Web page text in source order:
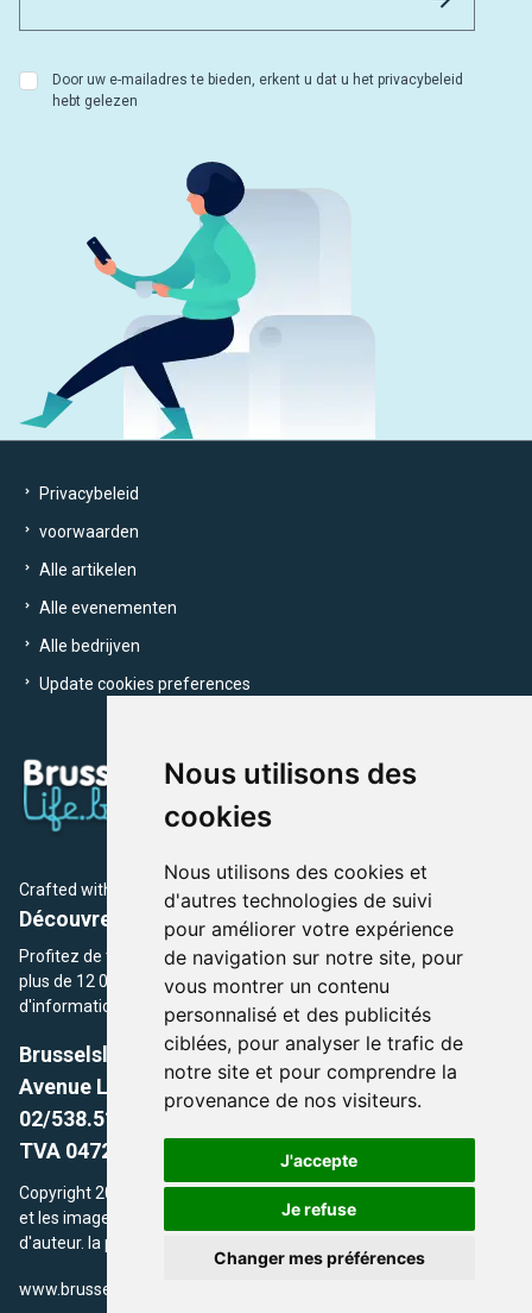
Nous utilisons des
cookies
Nous utilisons des cookies et
d'autres technologies de suivi
pour améliorer votre expérience
de navigation sur notre site, pour
vous montrer un contenu
personnalisé et des publicités
ciblées, pour analyser le trafic de
notre site et pour comprendre la
provenance de nos visiteurs.
J'accepte
Je refuse
Changer mes préférences
Door uw e-mailadres te bieden, erkent u dat u het privacybeleid
hebt gelezen
Privacybeleid
voorwaarden
Alle artikelen
Alle evenementen
Alle bedrijven
Update cookies preferences
Crafted with by Brusselslife Team
Découvrez plus de 12 000 adresses et événements
Profitez de toutes les sections de BrusselsLife.be et découvrez
plus de 12 000 adresses et un grand choix d'événements,
d'informations et de conseils et astuces de notre écriture.
Brusselslife.be
Avenue Louise, 500 -1050 Ixelles, Brussels,
02/538.51.49.
TVA 0472.281.221
Copyright 2026 © Brusselslife.be Tous droits réservés. Le contenu
et les images utilisés sur ce site sont protégés par le droit
d'auteur. la propriétaires respectifs.
www.brusselsLife.be